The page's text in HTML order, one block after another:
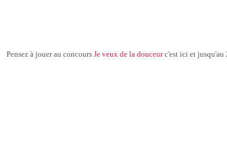
Pensez à jouer au concours Je veux de la douceurc'est ici et jusqu'au